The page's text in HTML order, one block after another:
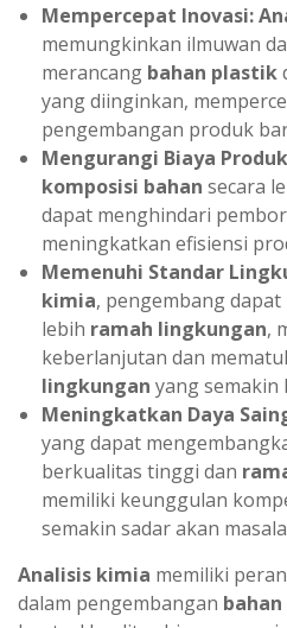
Mempercepat Inovasi:
memungkinkan ilmuwan
merancang bahan plastik
yang diinginkan,
pengembangan produk
Mengurangi Biaya
komposisi bahan secara
dapat menghindari
meningkatkan efisiensi
Memenuhi Standar
kimia, pengembang
lebih ramah lingkungan,
keberlanjutan dan
lingkungan yang semakin
Meningkatkan Daya
yang dapat
berkualitas tinggi dan
memiliki keunggulan
semakin sadar akan
Analisis kimia memiliki
dalam pengembangan